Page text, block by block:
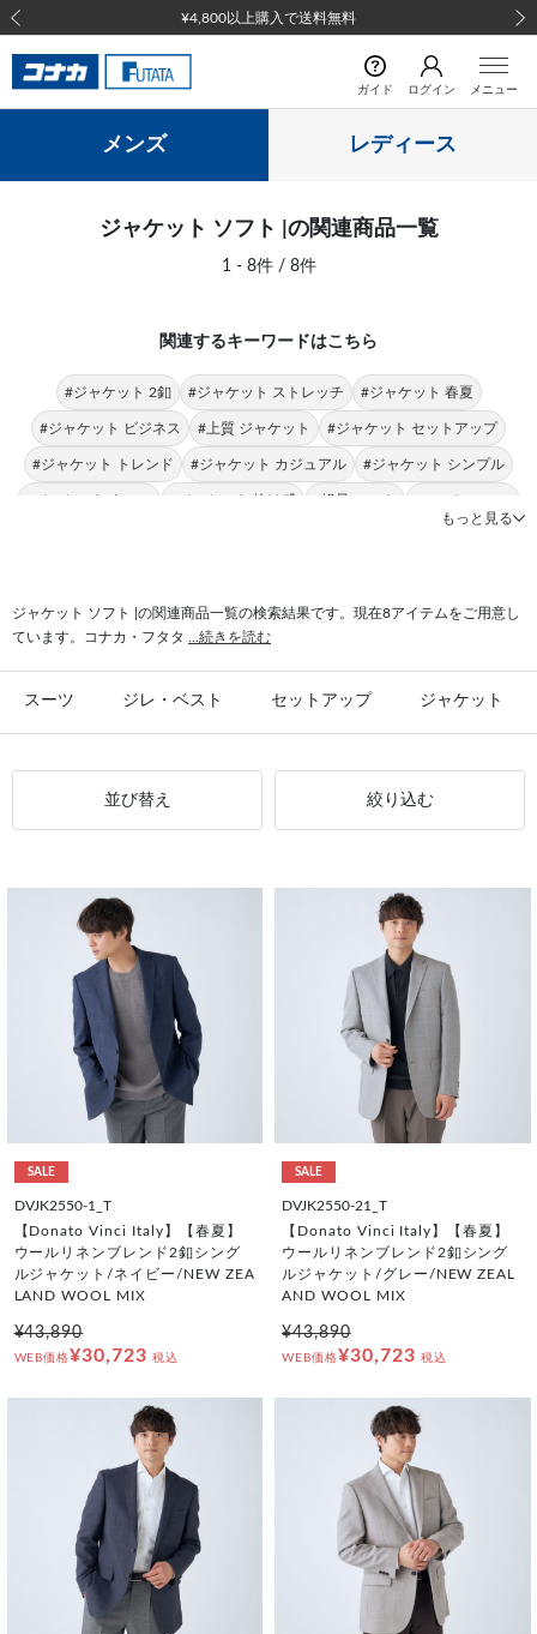
¥4,800以上購入で送料無料
前の画像
ガイド ログイン メニュー
メンズ レディース
ジャケット ソフト |の関連商品一覧
1 - 8件 / 8件
関連するキーワードはこちら
#ジャケット 2釦 #ジャケット ストレッチ #ジャケット 春夏
#ジャケット ビジネス #上質 ジャケット #ジャケット セットアップ
#ジャケット トレンド #ジャケット カジュアル #ジャケット シンプル
#ジャケット ウール #ジャケット 抜け感 #軽量 ソフト #ソフト スーツ
もっと見る
ジャケット ソフト |の関連商品一覧の検索結果です。現在8アイテムをご用意し
ています。コナカ・フタタ
...続きを読む
スーツ ジレ・ベスト セットアップ ジャケット
並び替え 絞り込む
SALE
DVJK2550-1_T
【Donato Vinci Italy】【春夏】
ウールリネンブレンド2釦シング
ルジャケット/ネイビー/NEW ZEA
LAND WOOL MIX
¥43,890
WEB価格¥30,723 税込
SALE
DVJK2550-21_T
【Donato Vinci Italy】【春夏】
ウールリネンブレンド2釦シング
ルジャケット/グレー/NEW ZEAL
AND WOOL MIX
¥43,890
WEB価格¥30,723 税込